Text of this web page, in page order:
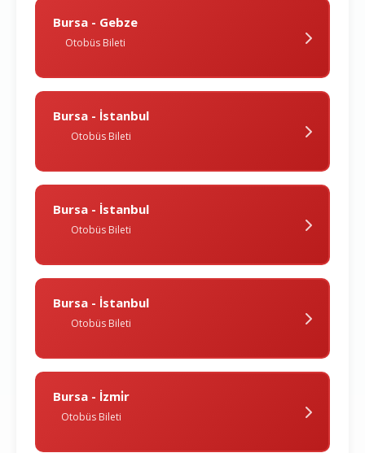
Bursa - Gebze
Otobüs Bileti
Bursa - İstanbul
Otobüs Bileti
Bursa - İstanbul
Otobüs Bileti
Bursa - İstanbul
Otobüs Bileti
Bursa - İzmi̇r
Otobüs Bileti